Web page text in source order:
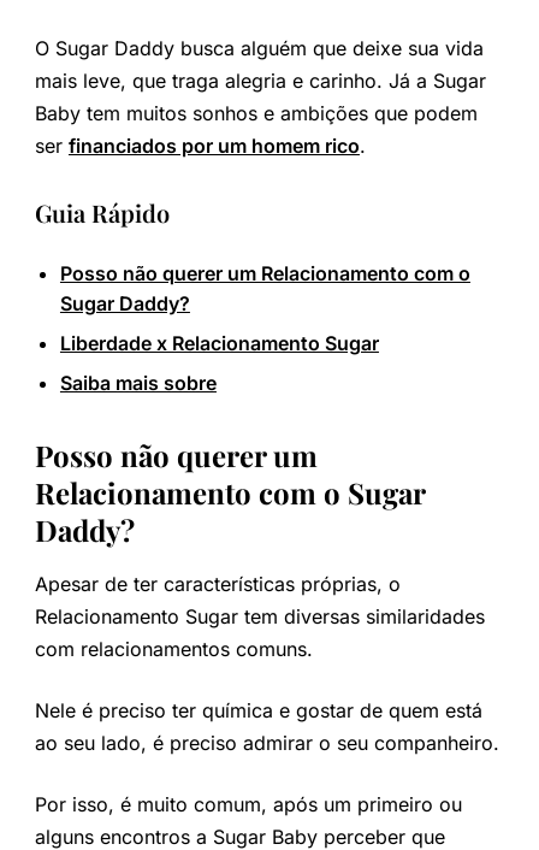
O Sugar Daddy busca alguém que deixe sua vida
mais leve, que traga alegria e carinho. Já a Sugar
Baby tem muitos sonhos e ambições que podem
ser financiados por um homem rico.
Guia Rápido
Posso não querer um Relacionamento com o
Sugar Daddy?
Liberdade x Relacionamento Sugar
Saiba mais sobre
Posso não querer um
Relacionamento com o Sugar
Daddy?
Apesar de ter características próprias, o
Relacionamento Sugar tem diversas similaridades
com relacionamentos comuns.
Nele é preciso ter química e gostar de quem está
ao seu lado, é preciso admirar o seu companheiro.
Por isso, é muito comum, após um primeiro ou
alguns encontros a Sugar Baby perceber que